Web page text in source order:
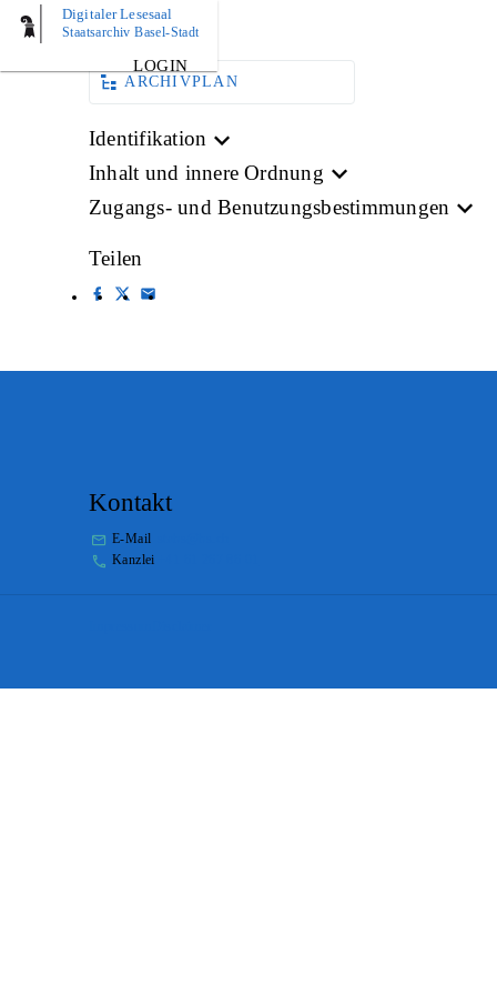
Digitaler Lesesaal
Staatsarchiv Basel-Stadt
LOGIN
BILD
ARCHIVPLAN
Identifikation
Inhalt und innere Ordnung
Zugangs- und Benutzungsbestimmungen
Teilen
Kontakt
E-Mail
Kanzlei